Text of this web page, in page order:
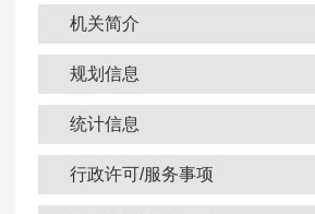
机关简介
规划信息
统计信息
行政许可/服务事项